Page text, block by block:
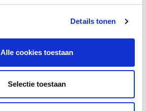
Details tonen
Alle cookies toestaan
Selectie toestaan
hannah nieuws?